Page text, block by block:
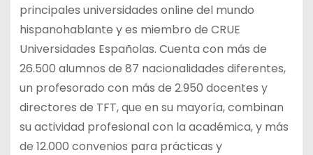
principales universidades online del mundo
hispanohablante y es miembro de CRUE
Universidades Españolas. Cuenta con más de
26.500 alumnos de 87 nacionalidades diferentes,
un profesorado con más de 2.950 docentes y
directores de TFT, que en su mayoría, combinan
su actividad profesional con la académica, y más
de 12.000 convenios para prácticas y